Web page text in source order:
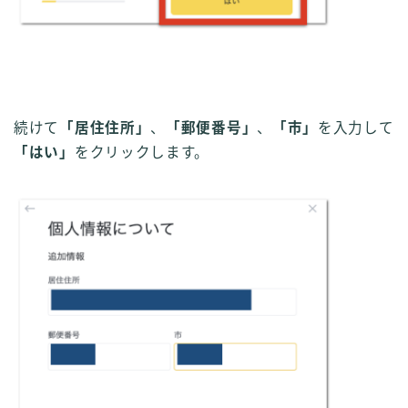
続けて 「居住住所」 、 「郵便番号」 、 「市」 を入力して
「はい」 をクリックします。